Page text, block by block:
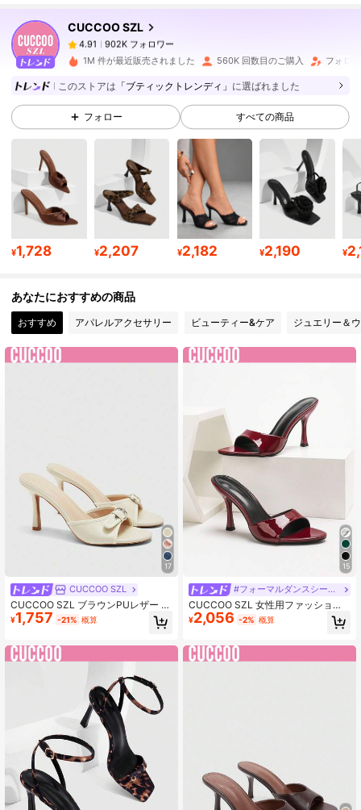
CUCCOO SZL
4.91
902K フォロワー
a***aは1日前に購入しました
4.91 902K フォロワー
4.91 902K フォロワー
902K フォロワー
902K フォロワー
4.91 902K フォロワー
1M 件が最近販売されました 560K 回数目のご購入 フォロ
このストアは 「ブティックトレンディ」 に選ばれました
フォロー すべての商品
¥1,728 ¥2,207 ¥2,182 ¥2,190 ¥
あなたにおすすめの商品
おすすめ アパレルアクセサリー ビューティー&ケア ジュエリー＆
17
CUCCOO SZL
CUCCOO SZL ブラウンPUレザー ゴ
ールドバックル装飾 3.5インチ ハイ
ヒール ラウンドトゥ レトロ ミュー
¥1,757 -21% 概算
15
#フォーマルダンスシーズン
CUCCOO SZL 女性用ファッショナ
ブルでエレガントな無地ラウンドト
ゥスティレットハイヒールサンダル
¥2,056 -2% 概算